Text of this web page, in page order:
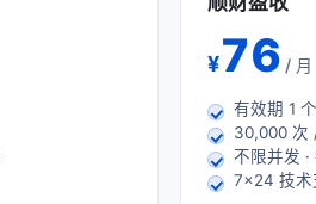
¥76 / 月
有效期1
30,000 次
不限并发
7×24 技术